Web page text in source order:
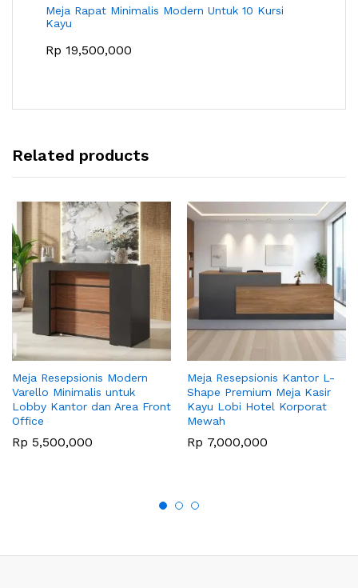
Meja Rapat Minimalis Modern Untuk 10 Kursi
Kayu
Rp 19,500,000
Related products
Meja Resepsionis Modern
Varello Minimalis untuk
Lobby Kantor dan Area Front
Office
Rp 5,500,000
Meja Resepsionis Kantor L-
Shape Premium Meja Kasir
Kayu Lobi Hotel Korporat
Mewah
Rp 7,000,000